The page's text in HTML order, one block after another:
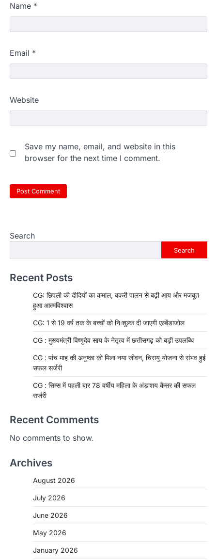
Name *
Email *
Website
Save my name, email, and website in this
browser for the next time I comment.
Search
Search
Recent Posts
CG: छिपली की दीदियों का कमाल, बकरी पालन से बढ़ी आय और मजबूत
हुआ आत्मविश्वास
CG: 1 से 19 वर्ष तक के बच्चों को निःशुल्क दी जाएगी एल्बेंडाजोल
CG : मुख्यमंत्री विष्णुदेव साय के नेतृत्व में छत्तीसगढ़ को बड़ी उपलब्धि
CG : पांच माह की अनुष्का को मिला नया जीवन, चिरायु योजना से संभव हुई
सफल सर्जरी
CG : सिम्स में पहली बार 78 वर्षीय महिला के अंडाशय कैंसर की सफल
सर्जरी
Recent Comments
No comments to show.
Archives
August 2026
July 2026
June 2026
May 2026
January 2026
CHHATTISGARH
CG: 1 से 19 वर्ष तक के बच्चों को निःशुल्क दी